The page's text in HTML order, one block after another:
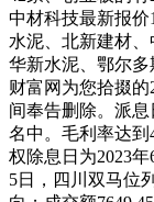
中材科技最新报
水泥、北新建材、
华新水泥、鄂尔
财富网为您拾掇
间奉告删除。派
名中。毛利率达到
权除息日为2023
5日，四川双马位